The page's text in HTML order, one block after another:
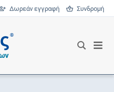
Δωρεάν εγγραφή Συνδρομή
®